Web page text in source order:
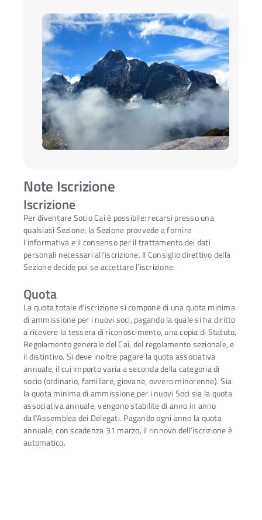
Note Iscrizione
Iscrizione
Per diventare Socio Cai è possibile: recarsi presso una
qualsiasi Sezione; la Sezione provvede a fornire
l’informativa e il consenso per il trattamento dei dati
personali necessari all’iscrizione. Il Consiglio direttivo della
Sezione decide poi se accettare l’iscrizione.
Quota
La quota totale d’iscrizione si compone di una quota minima
di ammissione per i nuovi soci, pagando la quale si ha diritto
a ricevere la tessera di riconoscimento, una copia di Statuto,
Regolamento generale del Cai, del regolamento sezionale, e
il distintivo. Si deve inoltre pagare la quota associativa
annuale, il cui importo varia a seconda della categoria di
socio (ordinario, familiare, giovane, ovvero minorenne). Sia
la quota minima di ammissione per i nuovi Soci sia la quota
associativa annuale, vengono stabilite di anno in anno
dall’Assemblea dei Delegati. Pagando ogni anno la quota
annuale, con scadenza 31 marzo, il rinnovo dell’iscrizione è
automatico.